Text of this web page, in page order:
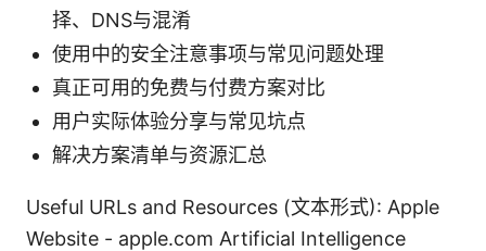
择、DNS与混淆
使用中的安全注意事项与常见问题处理
真正可用的免费与付费方案对比
用户实际体验分享与常见坑点
解决方案清单与资源汇总
Useful URLs and Resources (文本形式): Apple
Website - apple.com Artificial Intelligence